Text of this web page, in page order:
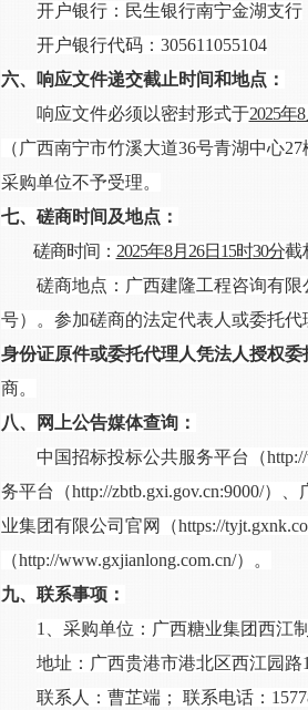
开户银行：民生银行南宁金湖支行
开户银行代码： 305611055104
六、响应文件递交截止时间和地点：
响应文件必须以密封形式于2025年8
（广西南宁市竹溪大道36号青湖中心
采购单位不予受理。
七、磋商时间及地点：
磋商时间： 2025年8月26日15时30分截
磋商地点：广西建隆工程咨询有
号）。参加磋商的法定代表人或委托代
身份证原件或委托代理人凭法人授权委
商。
八、网上公告媒体查询：
中国招标投标公共服务平台（
务平台（http://zbtb.gxi.gov.cn:9000/）
业集团有限公司官网（https://
（http://www.gxjianlong.com.cn/）。
九、联系事项：
1、采购单位：广西糖业集团西江
地址：广西贵港市港北区西江园路
联系人： 曹芷端； 联系电话：